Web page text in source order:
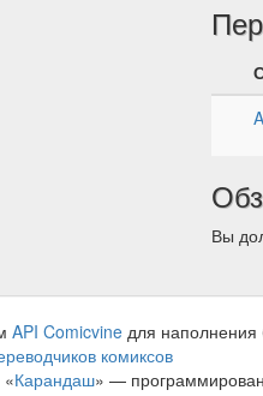
Вы
API Comicvine для
комиксов
Карандаш» —